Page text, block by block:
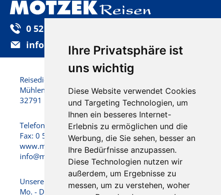
Ihre Privatsphäre ist
uns wichtig
Diese Website verwendet Cookies
und Targeting Technologien, um
Ihnen ein besseres Internet-
Erlebnis zu ermöglichen und die
Werbung, die Sie sehen, besser an
Ihre Bedürfnisse anzupassen.
Diese Technologien nutzen wir
außerdem, um Ergebnisse zu
messen, um zu verstehen, woher
0 52 32 / 92 25-0
info@motzek-reisen.de
Reisedienst Motzek GmbH & Co. KG
Mühlenstraße 22
32791 Lage
Telefon: 0 52 32 / 92 25 - 0
Fax: 0 52 32 / 92 25 -25
www.motzek-reisen.de
info@motzek-reisen.de
Unsere Öffnungszeiten:
Mo. - Do. 09:00 - 17:00 Uhr